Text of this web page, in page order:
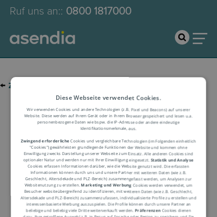
Ruf uns an:: 0800 1817000
← zur Glossar-Übersicht
Logistik-Glossar
Begriffserklärung
Diese Webseite verwendet Cookies.
Wir verwenden Cookies und andere Technologien (z.B. Pixel und Beacons) auf unserer
Website. Diese werden auf Ihrem Gerät oder in Ihrem Browser gespeichert und lesen u.a.
personenbezogene Daten wie bspw. die IP-Adresse oder andere eindeutige
Identifikationsmerkmale, aus.
Zwingend erforderlicheCookies und vergleichbare Technologien (im Folgenden einheitlich
"Cookies") gewährleisten grundlegende Funktionen der Website und kommen ohne
Einwilligung zwecks Darstellung unserer Webseite zum Einsatz. Alle anderen Cookies sind
optionaler Natur und werden nur mit Ihrer Einwilligung eingesetzt.Statistik und Analyse
Cookies erfassen Informationen darüber, wie die Website genutzt wird. Die erfassten
Informationen können durch uns und unsere Partner mit weiteren Daten (wie z.B.
Geschlecht, Altersdekade und PLZ-Bereich) zusammengefasst werden, um Analysen zur
Websitenutzung zu erstellen.Marketing und Werbung Cookies werden verwendet, um
Besucher websiteübergreifend zu identifizieren, mit weiteren Daten (wie z.B. Geschlecht,
Altersdekade und PLZ-Bereich) zusammenzufassen, individualisierte Profile zu erstellen und
interessenbasierte Werbung auszuspielen. Die Profile können durch unsere Partner an
beliebige und beliebig viele Dritte weiterverkauft werden.PräferenzenCookies dienen